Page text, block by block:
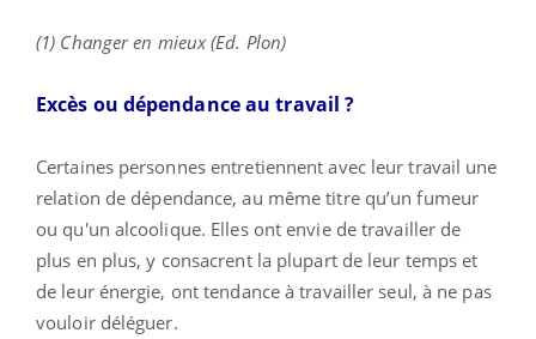
(1) Changer en mieux (Ed. Plon)
Excès ou dépendance au travail ?
Certaines personnes entretiennent avec leur travail une
relation de dépendance, au même titre qu’un fumeur
ou qu'un alcoolique. Elles ont envie de travailler de
plus en plus, y consacrent la plupart de leur temps et
de leur énergie, ont tendance à travailler seul, à ne pas
vouloir déléguer.